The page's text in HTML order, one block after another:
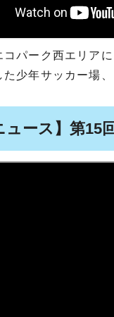
コパーク西エリア
た少年サッカー場
ュース】第